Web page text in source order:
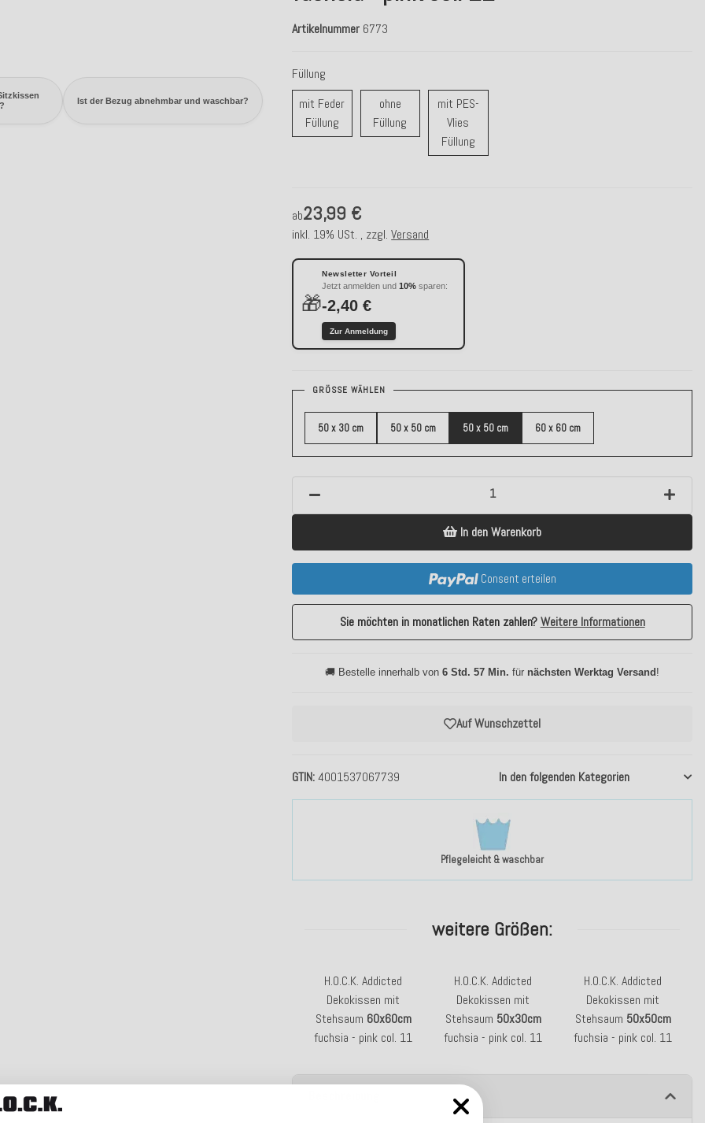
Ist der Bezug abnehmbar und waschbar?
Artikelnummer 6773
Pflegeleicht & waschbar
GTIN 4001537067739 In den folgenden Kategorien
Füllung
mit Feder
Füllungmit Feder Füllung
ohne
Füllung ohne Füllung
mit PES-
Vlies
Füllungmit PES-Vlies Füllung
ab23,99 €
inkl. 19% USt. , zzgl.Versand
🎁
Newsletter Vorteil
Jetzt anmelden und10% sparen:
-2,40 €
Zur Anmeldung
Auf Wunschzettel
GRÖSSE WÄHLEN
50 x 30 cm 50 x 50 cm 50 x 50 cm 60 x 60 cm
In den Warenkorb
Consent erteilen
Sie möchten in monatlichen Raten zahlen?Weitere Informationen
🚚 Bestelle innerhalb von6 Std. 57 Min. für nächsten Werktag Versand !
weitere Größen:
H.O.C.K. Addicted
Dekokissen mit
Stehsaum 60x60cm
fuchsia - pink col. 11
H.O.C.K. Addicted
Dekokissen mit
Stehsaum 50x30cm
fuchsia - pink col. 11
H.O.C.K. Addicted
Dekokissen mit
Stehsaum 50x50cm
fuchsia - pink col. 11